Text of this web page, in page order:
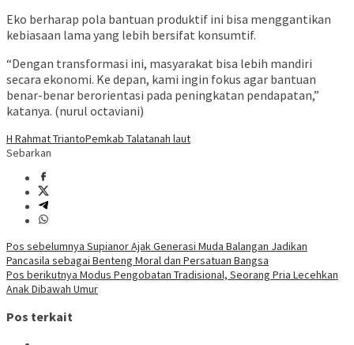
Eko berharap pola bantuan produktif ini bisa menggantikan
kebiasaan lama yang lebih bersifat konsumtif.
“Dengan transformasi ini, masyarakat bisa lebih mandiri
secara ekonomi. Ke depan, kami ingin fokus agar bantuan
benar-benar berorientasi pada peningkatan pendapatan,”
katanya. (nurul octaviani)
H Rahmat TriantoPemkab Talatanah laut
Sebarkan
Navigasi
pos
Pos sebelumnya Supianor Ajak Generasi Muda Balangan Jadikan
Pancasila sebagai Benteng Moral dan Persatuan Bangsa
Pos berikutnya Modus Pengobatan Tradisional, Seorang Pria Lecehkan
Anak Dibawah Umur
Pos terkait